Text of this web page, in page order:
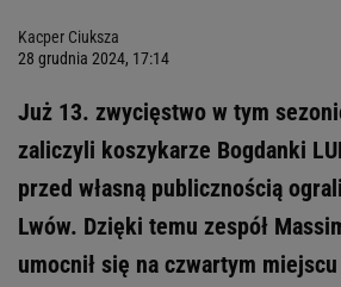
Kacper Ciuksza
28 grudnia 2024, 17:14
Już 13. zwycięstwo w tym
zaliczyli koszykarze Bogdanki
przed własną publicznością
Lwów. Dzięki temu zespół
umocnił się na czwartym